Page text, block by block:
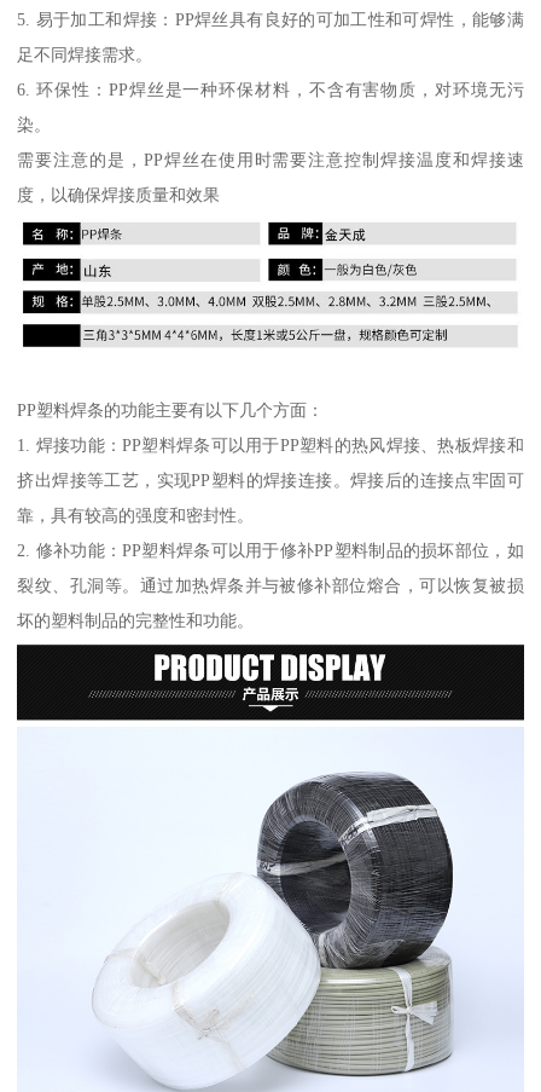
5. 易于加工和焊接：PP焊丝具有良好的可加工性和可焊性，能够满
足不同焊接需求。
6. 环保性：PP焊丝是一种环保材料，不含有害物质，对环境无污
染。
需要注意的是，PP焊丝在使用时需要注意控制焊接温度和焊接速
度，以确保焊接质量和效果
PP塑料焊条的功能主要有以下几个方面：
1. 焊接功能：PP塑料焊条可以用于PP塑料的热风焊接、热板焊接和
挤出焊接等工艺，实现PP塑料的焊接连接。焊接后的连接点牢固可
靠，具有较高的强度和密封性。
2. 修补功能：PP塑料焊条可以用于修补PP塑料制品的损坏部位，如
裂纹、孔洞等。通过加热焊条并与被修补部位熔合，可以恢复被损
坏的塑料制品的完整性和功能。